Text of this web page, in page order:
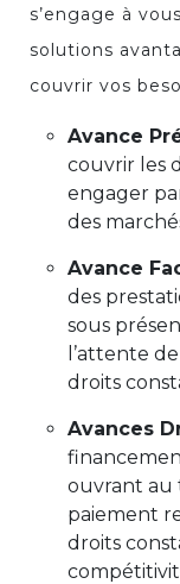
s’engage à
solutions
couvrir vos
Avance
couvrir les
engager
des
Avance
des
sous
l’attente
droits
Avances
ouvrant au
paiement
droits